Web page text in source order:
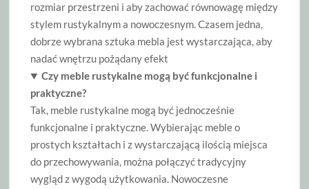
rozmiar przestrzeni i aby zachować równowagę między
stylem rustykalnym a nowoczesnym. Czasem jedna,
dobrze wybrana sztuka mebla jest wystarczająca, aby
nadać wnętrzu pożądany efekt
Czy meble rustykalne mogą być funkcjonalne i
praktyczne?
Tak, meble rustykalne mogą być jednocześnie
funkcjonalne i praktyczne. Wybierając meble o
prostych kształtach i z wystarczającą ilością miejsca
do przechowywania, można połączyć tradycyjny
wygląd z wygodą użytkowania. Nowoczesne